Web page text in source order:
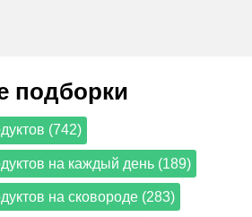
подборки
(742)
на каждый день (189)
на сковороде (283)